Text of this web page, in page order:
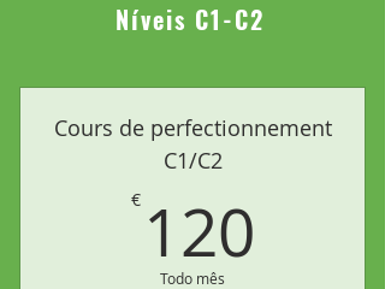
Níveis C1-C2
Cours de perfectionnement
C1/C2
€ 120
Todo mês